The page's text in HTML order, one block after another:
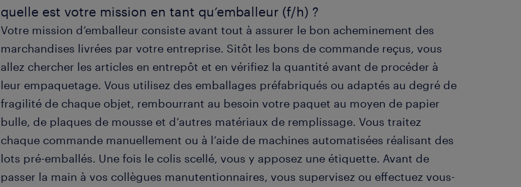
quelle est votre mission en tant qu’emballeur (f/h) ?
Votre mission d’emballeur consiste avant tout à assurer le bon acheminement des
marchandises livrées par votre entreprise. Sitôt les bons de commande reçus, vous
allez chercher les articles en entrepôt et en vérifiez la quantité avant de procéder à
leur empaquetage. Vous utilisez des emballages préfabriqués ou adaptés au degré de
fragilité de chaque objet, rembourrant au besoin votre paquet au moyen de papier
bulle, de plaques de mousse et d’autres matériaux de remplissage. Vous traitez
chaque commande manuellement ou à l’aide de machines automatisées réalisant des
lots pré-emballés. Une fois le colis scellé, vous y apposez une étiquette. Avant de
passer la main à vos collègues manutentionnaires, vous supervisez ou effectuez vous-